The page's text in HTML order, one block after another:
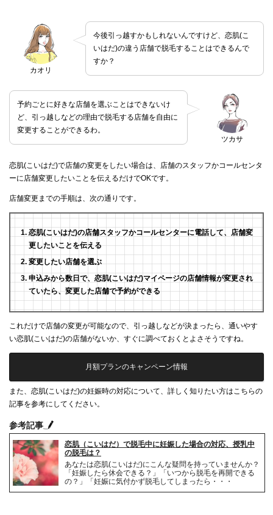
カオリ
今後引っ越すかもしれないんですけど、恋肌(こ
いはだ)の違う店舗で脱毛することはできるんで
すか？
ツカサ
予約ごとに好きな店舗を選ぶことはできないけ
ど、引っ越しなどの理由で脱毛する店舗を自由に
変更することができるわ。
恋肌(こいはだ)で店舗の変更をしたい場合は、店舗のスタッフかコールセンタ
ーに店舗変更したいことを伝えるだけでOKです。
店舗変更までの手順は、次の通りです。
恋肌(こいはだ)の店舗スタッフかコールセンターに電話して、店舗変
更したいことを伝える
変更したい店舗を選ぶ
申込みから数日で、恋肌(こいはだ)マイページの店舗情報が変更され
ていたら、変更した店舗で予約ができる
これだけで店舗の変更が可能なので、引っ越しなどが決まったら、通いやす
い恋肌(こいはだ)の店舗がないか、すぐに調べておくとよさそうですね。
月額プランのキャンペーン情報
また、恋肌(こいはだ)の妊娠時の対応について、詳しく知りたい方はこちらの
記事を参考にしてください。
参考記事
恋肌（こいはだ）で脱毛中に妊娠した場合の対応、授乳中
の脱毛は？
あなたは恋肌(こいはだ)にこんな疑問を持っていませんか？
「妊娠したら休会できる？」「いつから脱毛を再開できる
の？」「妊娠に気付かず脱毛してしまったら・・・